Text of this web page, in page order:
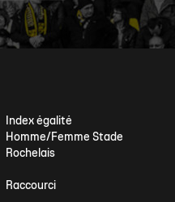
Index égalité
Homme/Femme Stade
Rochelais
Raccourci